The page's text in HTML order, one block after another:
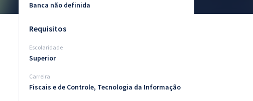
Banca não definida
Requisitos
Escolaridade
Superior
Carreira
Fiscais e de Controle, Tecnologia da Informação